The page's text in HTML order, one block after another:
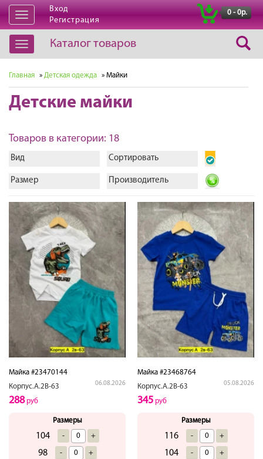
Открыть
навигацию
Вход
Регистрация
0 - 0р.
Открыть
навигацию
Каталог товаров
Главная » Детская одежда » Майки
Детские майки
Товаров в категории: 18
Вид Сортировать
Размер Производитель
Майка #23470144
Корпус.А.2В-63
06.08.2026
288руб
Размеры
104 - +
98 - +
Майка #23468764
Корпус.А.2В-63
05.08.2026
345 руб
Размеры
116 - +
104 - +